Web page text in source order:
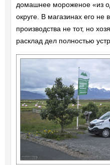
домашнее мороженое «из
округе. В магазинах его не
производства не тот, но
расклад дел полностью